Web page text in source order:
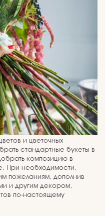
и цветочных
стандартные букеты в
композицию в
При необходимости,
пожеланиям, дополнив
и другим декором,
по-настоящему